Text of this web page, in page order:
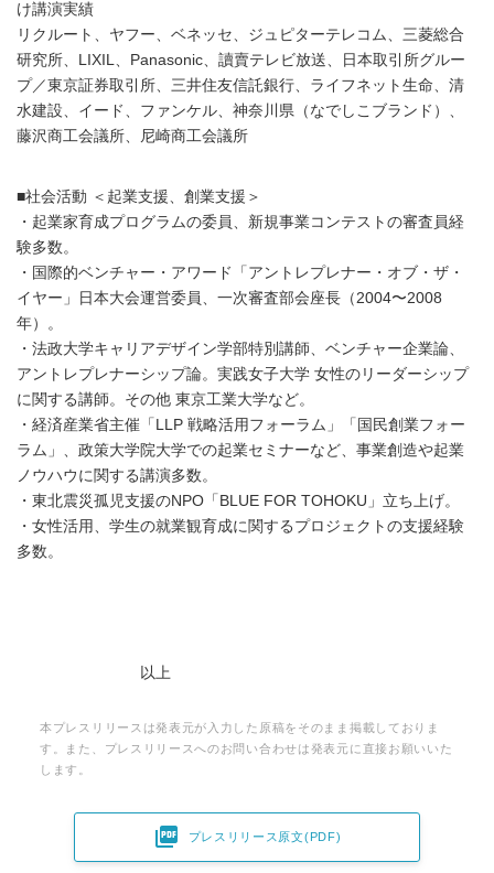
け講演実績
リクルート、ヤフー、ベネッセ、ジュピターテレコム、三菱総合
研究所、LIXIL、Panasonic、讀賣テレビ放送、日本取引所グルー
プ／東京証券取引所、三井住友信託銀行、ライフネット生命、清
水建設、イード、ファンケル、神奈川県（なでしこブランド）、
藤沢商工会議所、尼崎商工会議所
■社会活動 ＜起業支援、創業支援＞
・起業家育成プログラムの委員、新規事業コンテストの審査員経
験多数。
・国際的ベンチャー・アワード「アントレプレナー・オブ・ザ・
イヤー」日本大会運営委員、一次審査部会座長（2004〜2008
年）。
・法政大学キャリアデザイン学部特別講師、ベンチャー企業論、
アントレプレナーシップ論。実践女子大学 女性のリーダーシップ
に関する講師。その他 東京工業大学など。
・経済産業省主催「LLP 戦略活用フォーラム」「国民創業フォー
ラム」、政策大学院大学での起業セミナーなど、事業創造や起業
ノウハウに関する講演多数。
・東北震災孤児支援のNPO「BLUE FOR TOHOKU」立ち上げ。
・女性活用、学生の就業観育成に関するプロジェクトの支援経験
多数。
以上
本プレスリリースは発表元が入力した原稿をそのまま掲載しておりま
す。また、プレスリリースへのお問い合わせは発表元に直接お願いいた
します。
 プレスリリース原文(PDF)